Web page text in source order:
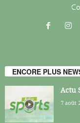
ENCORE PLUS
Actu
7 août